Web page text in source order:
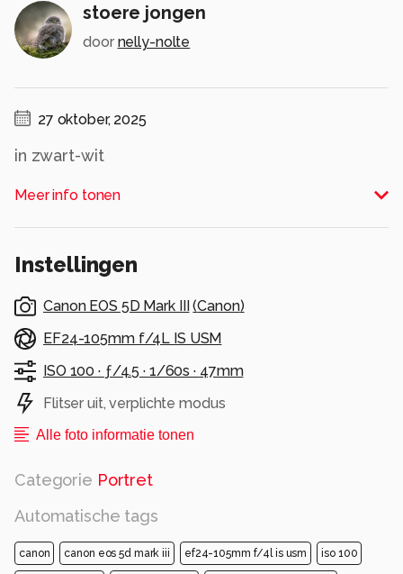
stoere jongen
door nelly-nolte
27 oktober, 2025
in zwart-wit
Alle rechten voorbehouden
Meer info tonen
Instellingen
Canon EOS 5D Mark III (Canon)
EF24-105mm f/4L IS USM
ISO 100 · ƒ/4.5 · 1/60s · 47mm
Flitser uit, verplichte modus
Alle foto informatie tonen
Categorie Portret
Automatische tags
canon canon eos 5d mark iii ef24-105mm f/4l is usm iso 100